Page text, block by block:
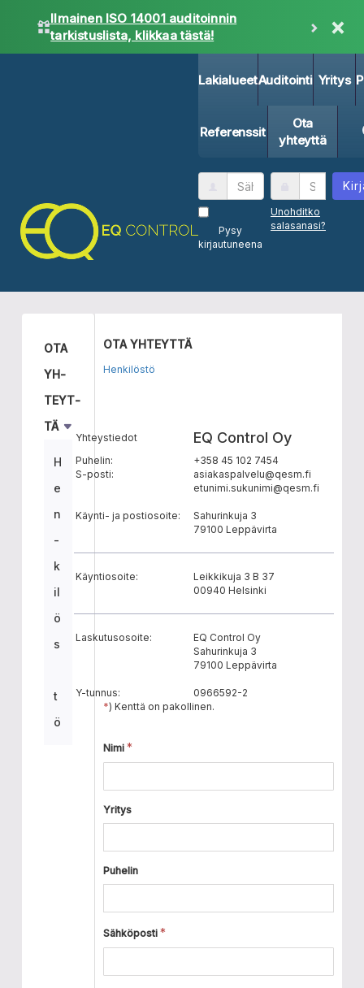
Ilmainen ISO 14001 auditoinnin
tarkistuslista, klikkaa tästä!
×
LakialueetAuditointi Yritys
Referenssit
Ota
yhteyttä
Pysy
kirjautuneena
Unohditko
salasanasi?
OTA
YH­
TEYT­
TÄ
H
e
n
­
k
i­l
ö
s
t
ö
OTA YHTEYTTÄ
Henkilöstö
Yhteystiedot EQ Control Oy
Puhelin:
+358 45 102 7454
S-posti:
asiakaspalvelu@qesm.fi
etunimi.sukunimi@qesm.fi
Käynti- ja postiosoite:
Sahurinkuja 3
79100 Leppävirta
Käyntiosoite:
Leikkikuja 3 B 37
00940 Helsinki
Laskutusosoite:
EQ Control Oy
Sahurinkuja 3
79100 Leppävirta
Y-tunnus:
0966592-2
*) Kenttä on pakollinen.
Nimi
Yritys
Puhelin
Sähköposti